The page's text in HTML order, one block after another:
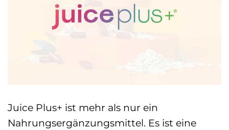
Juice Plus+ ist mehr als nur ein
Nahrungsergänzungsmittel. Es ist eine